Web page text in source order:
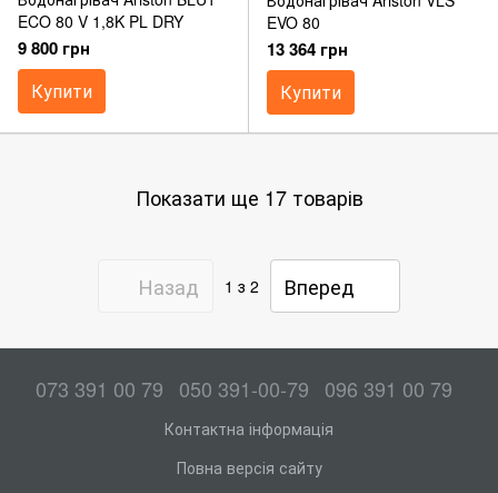
ECO 80 V 1,8K PL DRY
9 800 грн
Купити
EVO 80
13 364 грн
Купити
Показати ще 17 товарів
Назад 1 з 2 Вперед
073 391 00 79 050 391-00-79 096 391 00 79
Контактна інформація
Повна версія сайту